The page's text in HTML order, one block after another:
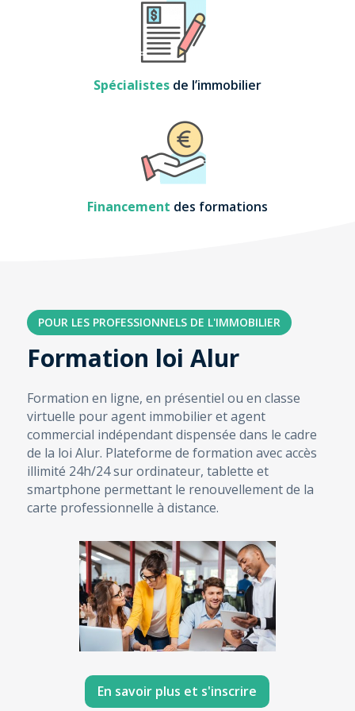
Spécialistesde l’immobilier
Financement des formations
POUR LES PROFESSIONNELS DE L'IMMOBILIER
Formation loi Alur
Formation en ligne, en présentiel ou en classe
virtuelle pour agent immobilier et agent
commercial indépendant dispensée dans le cadre
de la loi Alur. Plateforme de formation avec accès
illimité 24h/24 sur ordinateur, tablette et
smartphone permettant le renouvellement de la
carte professionnelle à distance.
En savoir plus et s'inscrire